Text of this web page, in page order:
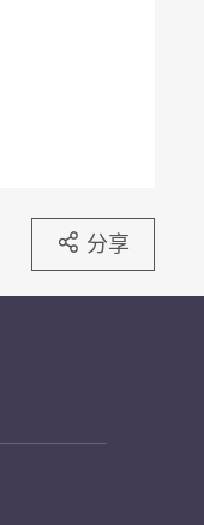
分享